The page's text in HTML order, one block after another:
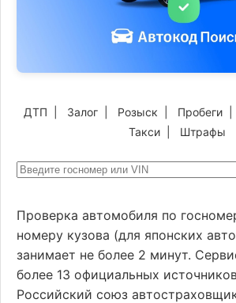
ДТП Залог Розыск Пробеги
Такси| Штрафы
Проверка автомобиля по
номеру кузова (для японских
занимает не более 2 минут.
более 13 официальных
Российский союз